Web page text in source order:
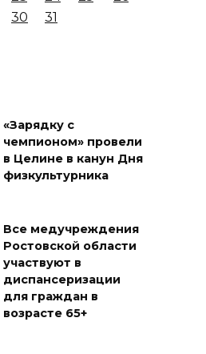
30 31
«Зарядку с
чемпионом» провели
в Целине в канун Дня
физкультурника
Все медучреждения
Ростовской области
участвуют в
диспансеризации
для граждан в
возрасте 65+